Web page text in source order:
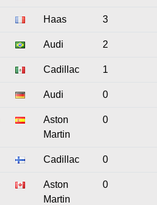
Haas 3
Audi 2
Cadillac 1
Audi 0
Aston
Martin
0
Cadillac 0
Aston
Martin
0